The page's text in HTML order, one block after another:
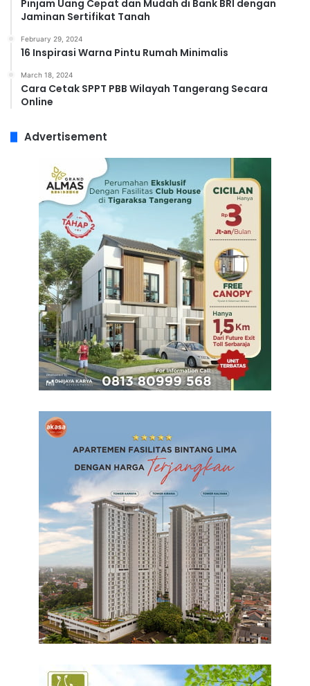
Pinjam Uang Cepat dan Mudah di Bank BRI dengan
Jaminan Sertifikat Tanah
February 29, 2024
16 Inspirasi Warna Pintu Rumah Minimalis
March 18, 2024
Cara Cetak SPPT PBB Wilayah Tangerang Secara
Online
Advertisement